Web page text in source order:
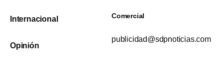
Internacional
Opinión
Comercial
publicidad@sdpnoticias.com